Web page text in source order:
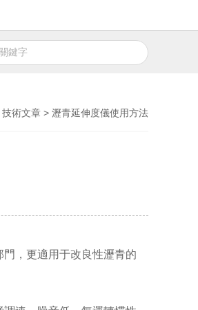
技術文章 > 瀝青延伸度儀使用方法
，更適用于改良性瀝青的